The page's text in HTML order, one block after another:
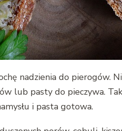
nadzienia do pierogów.
lub pasty do pieczywa.
i pasta gotowa.